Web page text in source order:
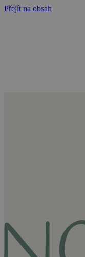
Přejít na obsah